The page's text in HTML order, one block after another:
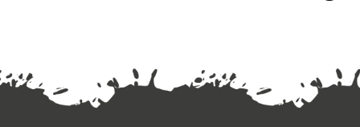
anzureisen
öffentliche Parkmöglichkeiten